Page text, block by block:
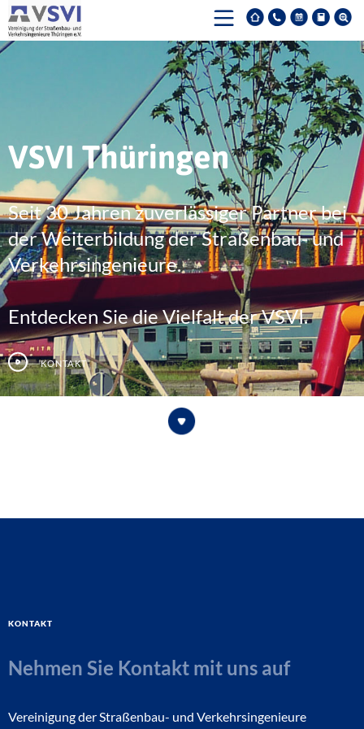
VSVI Thüringen
Seit 30 Jahren zuverlässiger Partner bei
der Weiterbildung der Straßenbau- und
Verkehrsingenieure.
Entdecken Sie die Vielfalt der VSVI.
Kontakt
Kontakt
Nehmen Sie Kontakt mit uns auf
Vereinigung der Straßenbau- und Verkehrsingenieure